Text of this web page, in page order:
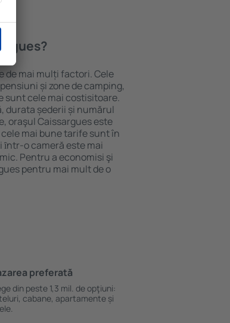
de mai mulți factori. Cele
și zone de camping,
sunt cele mai costisitoare.
durata șederii și numărul
oraşul Caissargues este
mai bune tarife sunt în
ȋntr-o cameră este mai
Pentru a economisi şi
pentru mai mult de o
preferată
din peste 1,3 mil. de opţiuni:
cabane, apartamente și